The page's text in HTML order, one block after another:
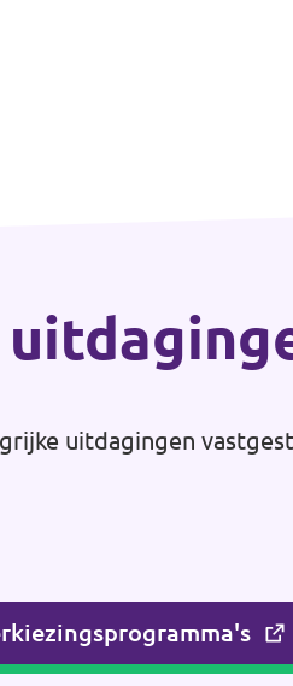
uitdagingen